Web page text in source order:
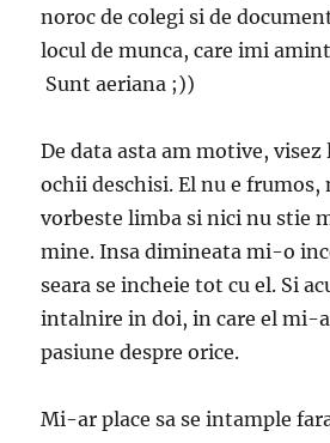
noroc de colegi si de
locul de munca, care imi
Sunt aeriana ;))
De data asta am motive, visez
ochii deschisi. El nu e frumos,
vorbeste limba si nici nu stie
mine. Insa dimineata mi-o
seara se incheie tot cu el. Si
intalnire in doi, in care el mi-
pasiune despre orice.
Mi-ar place sa se intample